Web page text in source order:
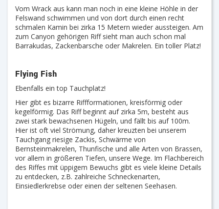
Vom Wrack aus kann man noch in eine kleine Höhle in der
Felswand schwimmen und von dort durch einen recht
schmalen Kamin bei zirka 15 Metern wieder aussteigen. Am
zum Canyon gehörigen Riff sieht man auch schon mal
Barrakudas, Zackenbarsche oder Makrelen. Ein toller Platz!
Flying Fish
Ebenfalls ein top Tauchplatz!
Hier gibt es bizarre Riffformationen, kreisförmig oder
kegelförmig. Das Riff beginnt auf zirka 5m, besteht aus
zwei stark bewachsenen Hügeln, und fällt bis auf 100m.
Hier ist oft viel Strömung, daher kreuzten bei unserem
Tauchgang riesige Zackis, Schwärme von
Bernsteinmakrelen, Thunfische und alle Arten von Brassen,
vor allem in größeren Tiefen, unsere Wege. Im Flachbereich
des Riffes mit üppigem Bewuchs gibt es viele kleine Details
zu entdecken, z.B. zahlreiche Schneckenarten,
Einsiedlerkrebse oder einen der seltenen Seehasen.